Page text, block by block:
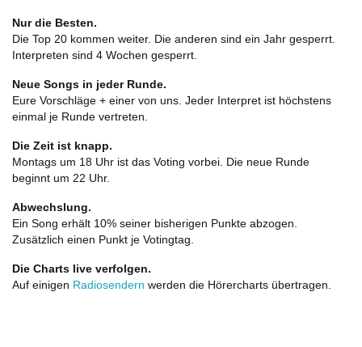
Nur die Besten.
Die Top 20 kommen weiter. Die anderen sind ein Jahr gesperrt.
Interpreten sind 4 Wochen gesperrt.
Neue Songs in jeder Runde.
Eure Vorschläge + einer von uns. Jeder Interpret ist höchstens
einmal je Runde vertreten.
Die Zeit ist knapp.
Montags um 18 Uhr ist das Voting vorbei. Die neue Runde
beginnt um 22 Uhr.
Abwechslung.
Ein Song erhält 10% seiner bisherigen Punkte abzogen.
Zusätzlich einen Punkt je Votingtag.
Die Charts live verfolgen.
Auf einigen Radiosendern werden die Hörercharts übertragen.